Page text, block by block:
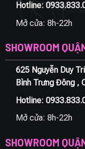
Hotline:
Mở cửa: 8h-22h
SHOWROOM
625 Nguyễn Duy
Bình Trưng Đông ,
Hotline:
Mở cửa: 8h-22h
SHOWROOM